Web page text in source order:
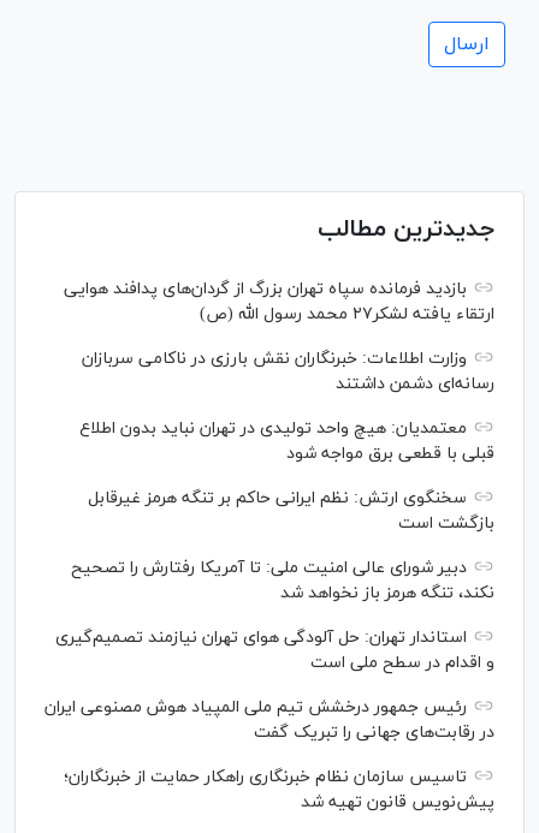
جدیدترین مطالب
بازدید فرمانده سپاه تهران بزرگ از گردان‌های پدافند هوایی
ارتقاء یافته لشکر۲۷ محمد رسول الله (ص)
وزارت اطلاعات: خبرنگاران نقش بارزی در ناکامی سربازان
رسانه‌ای دشمن داشتند
معتمدیان: هیچ واحد تولیدی در تهران نباید بدون اطلاع
قبلی با قطعی برق مواجه شود
سخنگوی ارتش: نظم ایرانی حاکم بر تنگه هرمز غیرقابل
بازگشت است
دبیر شورای عالی امنیت ملی: تا آمریکا رفتارش را تصحیح
نکند، تنگه هرمز باز نخواهد شد
استاندار تهران: حل آلودگی هوای تهران نیازمند تصمیم‌گیری
و اقدام در سطح ملی است
رئیس جمهور درخشش تیم ملی المپیاد هوش مصنوعی ایران
در رقابت‌های جهانی را تبریک گفت
تاسیس سازمان نظام خبرنگاری راهکار حمایت از خبرنگاران؛
پیش‌نویس قانون تهیه شد